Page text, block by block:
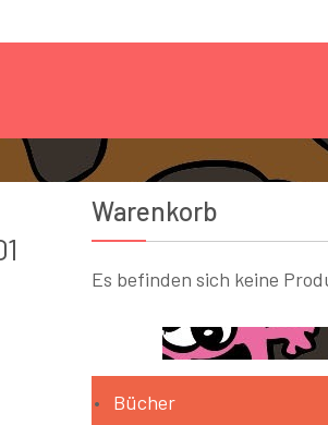
Warenkorb
Es befinden sich keine
Bücher